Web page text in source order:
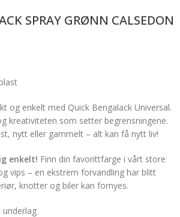
SPRAY GRØNN CALSEDON
og enkelt med Quick Bengalack Universal.
kreativiteten som setter begrensningene.
nytt eller gammelt – alt kan få nytt liv!
enkelt! Finn din favorittfarge i vårt store
vips – en ekstrem forvandling har blitt
knotter og biler kan fornyes.
underlag